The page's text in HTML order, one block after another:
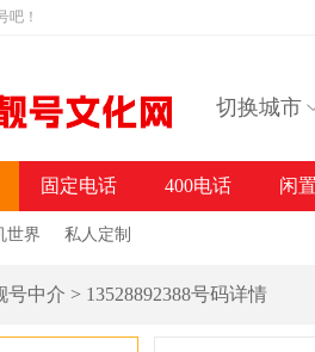
吧！
切换城市
世界 私人定制
固定电话 400电话 闲
号中介 > 13528892388号码详情